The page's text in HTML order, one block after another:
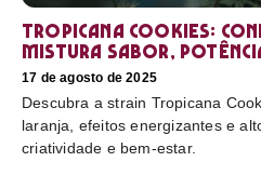
Tropicana Cookies:
mistura sabor,
17 de agosto de 2025
Descubra a strain Tropicana
laranja, efeitos energizantes e
criatividade e bem-estar.